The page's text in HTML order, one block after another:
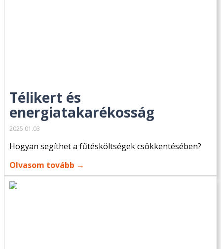
Télikert és
energiatakarékosság
2025.01.03
Hogyan segíthet a fűtésköltségek csökkentésében?
Olvasom tovább →